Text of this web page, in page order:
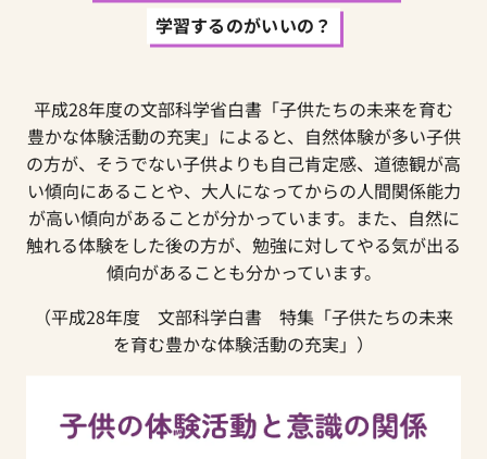
学習するのがいいの？
平成28年度の文部科学省白書「子供たちの未来を育む
豊かな体験活動の充実」によると、 自然体験が多い子供
の方が、そうでない子供よりも自己肯定感、道徳観が高
い傾向にあることや、 大人になってからの人間関係能力
が高い傾向があることが分かっています。 また、自然に
触れる体験をした後の方が、勉強に対してやる気が出る
傾向があることも分かっています。
（平成28年度 文部科学白書 特集「子供たちの未来
を育む豊かな体験活動の充実」）